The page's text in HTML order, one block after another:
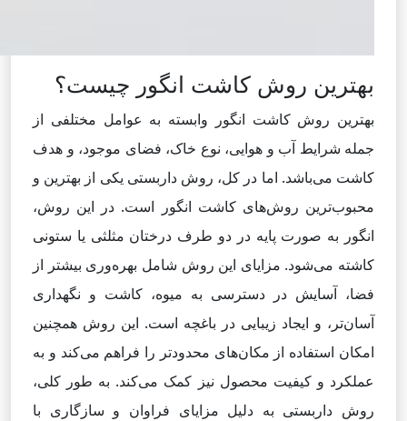
بهترین روش کاشت انگور چیست؟
بهترین روش کاشت انگور وابسته به عوامل مختلفی از
جمله شرایط آب و هوایی، نوع خاک، فضای موجود، و هدف
کاشت می‌باشد. اما در کل، روش داربستی یکی از بهترین و
محبوب‌ترین روش‌های کاشت انگور است. در این روش،
انگور به صورت پایه در دو طرف درختان مثلثی یا ستونی
کاشته می‌شود. مزایای این روش شامل بهره‌وری بیشتر از
فضا، آسایش در دسترسی به میوه، کاشت و نگهداری
آسان‌تر، و ایجاد زیبایی در باغچه است. این روش همچنین
امکان استفاده از مکان‌های محدودتر را فراهم می‌کند و به
عملکرد و کیفیت محصول نیز کمک می‌کند. به طور کلی،
روش داربستی به دلیل مزایای فراوان و سازگاری با